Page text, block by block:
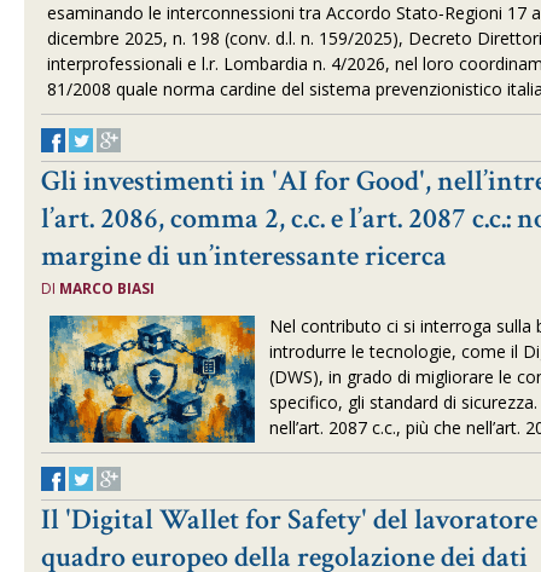
esaminando le interconnessioni tra Accordo Stato‑Regioni 17
dicembre 2025, n. 198 (conv. d.l. n. 159/2025), Decreto
interprofessionali e l.r. Lombardia n. 4/2026, nel loro
81/2008 quale norma cardine del sistema prevenzionistico
Gli investimenti in 'AI for Good',
l’art. 2086, comma 2, c.c. e l’art. 2087 c.c.:
margine di un’interessante ricerca
DI MARCO BIASI
Nel contributo ci si interroga sulla
introdurre le tecnologie, come il
(DWS), in grado di migliorare le
specifico, gli standard di
nell’art. 2087 c.c., più che nell’art.
Il 'Digital Wallet for Safety' del
quadro europeo della regolazione dei dati